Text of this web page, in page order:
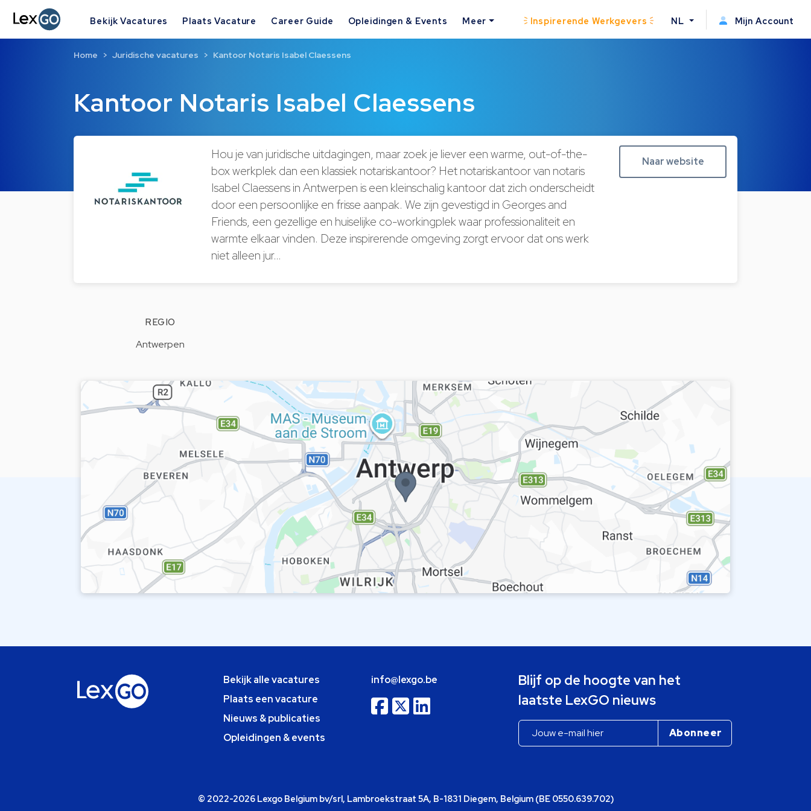
Bekijk Vacatures Plaats Vacature Career Guide Opleidingen & Events Meer Inspirerende Werkgevers NL Mijn Account
Kantoor Notaris Isabel Claessens
Home Juridische vacatures Kantoor Notaris Isabel Claessens
Hou je van juridische uitdagingen, maar zoek je liever een warme, out-of-the-
box werkplek dan een klassiek notariskantoor? Het notariskantoor van notaris
Isabel Claessens in Antwerpen is een kleinschalig kantoor dat zich onderscheidt
door een persoonlijke en frisse aanpak. We zijn gevestigd in Georges and
Friends, een gezellige en huiselijke co-workingplek waar professionaliteit en
warmte elkaar vinden. Deze inspirerende omgeving zorgt ervoor dat ons werk
niet alleen jur…
Naar website
REGIO
Antwerpen
Bekijk alle vacatures
Plaats een vacature
Nieuws & publicaties
Opleidingen & events
info@lexgo.be
Blijf op de hoogte van het
laatste LexGO nieuws
© 2022-2026 Lexgo Belgium bv/srl, Lambroekstraat 5A, B-1831 Diegem, Belgium (BE 0550.639.702)